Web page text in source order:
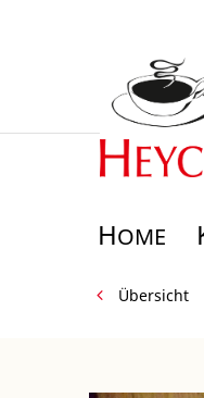
HOME
Übersicht